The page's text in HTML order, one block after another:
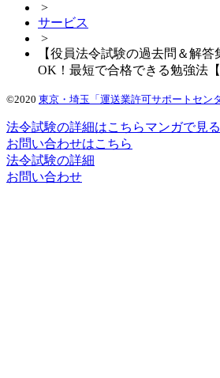
>
サービス
>
【役員法令試験の過去問＆解
OK！最短で合格できる勉強法
©2020 東京・埼玉「運送業許可サポートセン
法令試験の詳細はこちらマンガで見
お問い合わせはこちら
法令試験の詳細
お問い合わせ